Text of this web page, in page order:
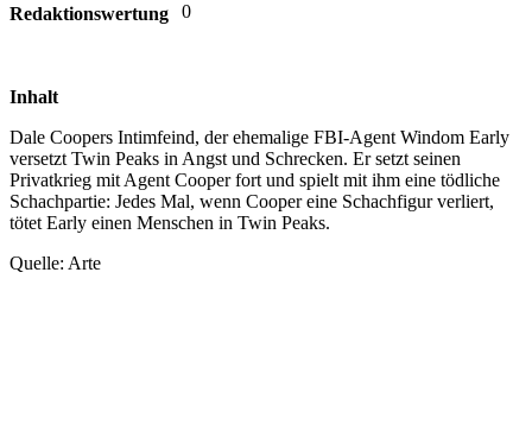
Redaktionswertung 0
Inhalt
Dale Coopers Intimfeind, der ehemalige FBI-Agent Windom Early
versetzt Twin Peaks in Angst und Schrecken. Er setzt seinen
Privatkrieg mit Agent Cooper fort und spielt mit ihm eine tödliche
Schachpartie: Jedes Mal, wenn Cooper eine Schachfigur verliert,
tötet Early einen Menschen in Twin Peaks.
Quelle: Arte